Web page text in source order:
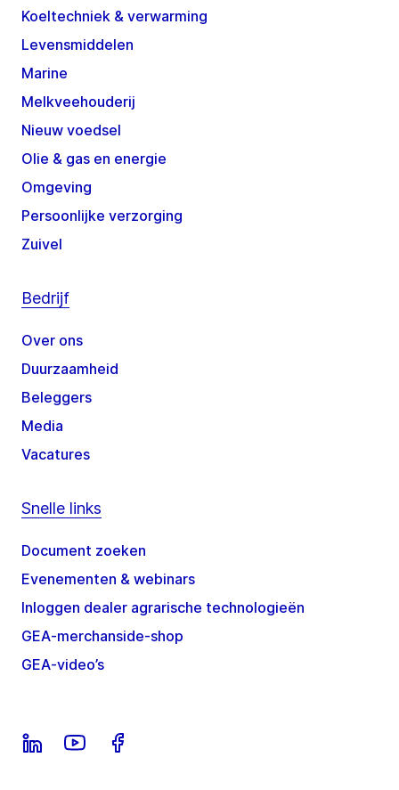
Koeltechniek & verwarming
Levensmiddelen
Marine
Melkveehouderij
Nieuw voedsel
Olie & gas en energie
Omgeving
Persoonlijke verzorging
Zuivel
Bedrijf
Over ons
Duurzaamheid
Beleggers
Media
Vacatures
Snelle links
Document zoeken
Evenementen & webinars
Inloggen dealer agrarische technologieën
GEA-merchanside-shop
GEA-video’s